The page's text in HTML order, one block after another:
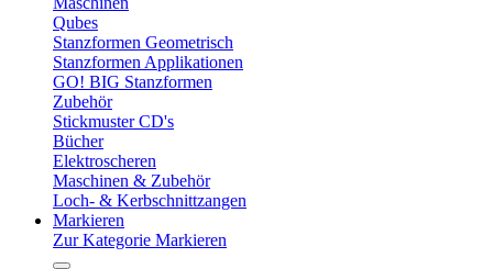
Qubes
Stanzformen Geometrisch
Stanzformen Applikationen
GO! BIG Stanzformen
Zubehör
Stickmuster CD's
Bücher
Elektroscheren
Maschinen & Zubehör
Loch- & Kerbschnittzangen
Markieren
Zur Kategorie Markieren